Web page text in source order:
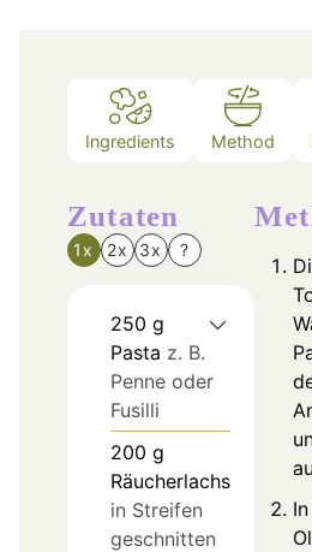
Ingredients Method
Zutaten
1x 2x 3x ?
250 g
Pasta z. B.
Penne oder
Fusilli
200 g
Räucherlachs
in Streifen
geschnitten